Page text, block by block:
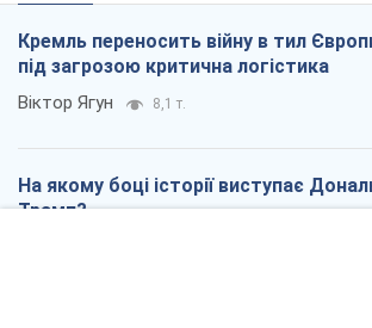
Кремль переносить війну в тил
під загрозою критична логістика
Віктор Ягун 8,1 т.
На якому боці історії виступає
Трамп?